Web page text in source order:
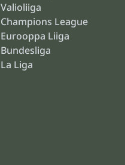
Valioliiga
Champions League
Eurooppa Liiga
Bundesliga
La Liga